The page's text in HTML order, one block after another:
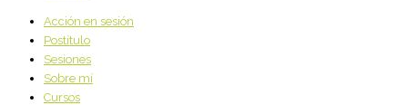
Acción en sesión
Postítulo
Sesiones
Sobre mí
Cursos